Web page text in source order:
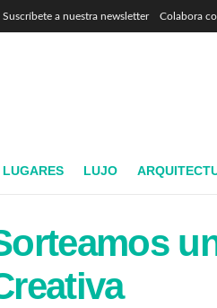
Suscríbete a nuestra newsletter Colabora
LUGARES LUJO